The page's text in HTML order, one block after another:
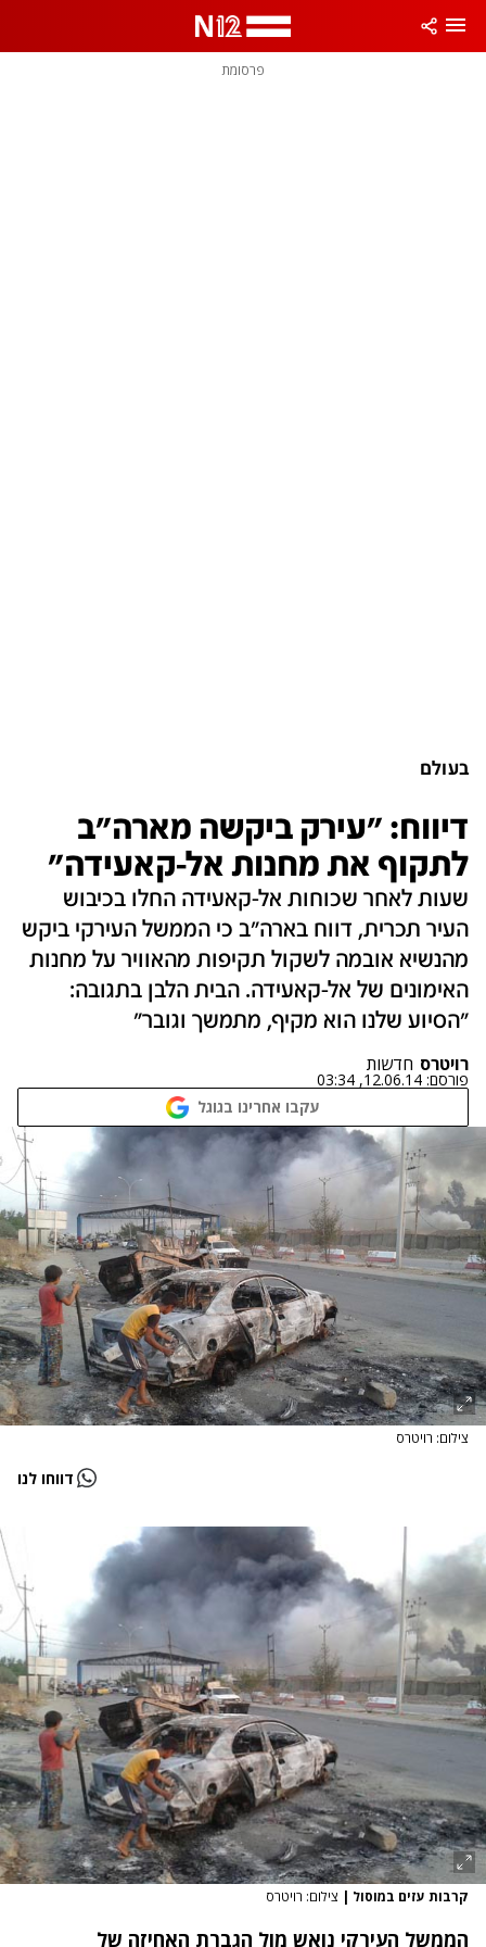
פרסומת
בעולם
דיווח: "עירק ביקשה מארה"ב
לתקוף את מחנות אל-קאעידה"
שעות לאחר שכוחות אל-קאעידה החלו בכיבוש
העיר תכרית, דווח בארה"ב כי הממשל העירקי ביקש
מהנשיא אובמה לשקול תקיפות מהאוויר על מחנות
האימונים של אל-קאעידה. הבית הלבן בתגובה:
"הסיוע שלנו הוא מקיף, מתמשך וגובר"
רויטרס חדשות
פורסם: 12.06.14, 03:34
עקבו אחרינו בגוגל
צילום: רויטרס
דווחו לנו
קרבות עזים במוסול | צילום: רויטרס
הממשל העירקי נואש מול הגברת האחיזה של